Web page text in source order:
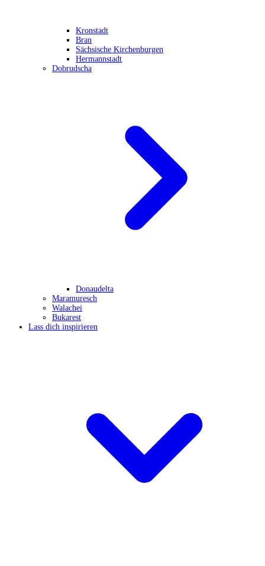
Kronstadt
Bran
Sächsische Kirchenburgen
Hermannstadt
Dobrudscha
Donaudelta
Maramuresch
Walachei
Bukarest
Lass dich inspirieren